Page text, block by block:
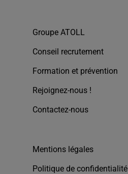
Groupe ATOLL
Conseil recrutement
Formation et prévention
Rejoignez-nous !
Contactez-nous
Mentions légales
Politique de confidentialité